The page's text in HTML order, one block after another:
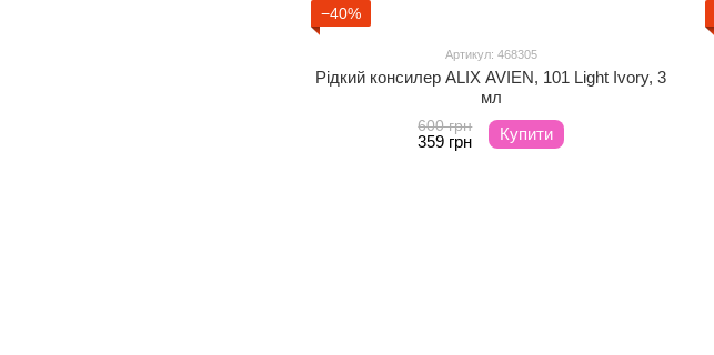
−40%
Артикул: 468305
Рідкий консилер ALIX AVIEN, 101 Light Ivory, 3
мл
600 грн
359 грн Купити